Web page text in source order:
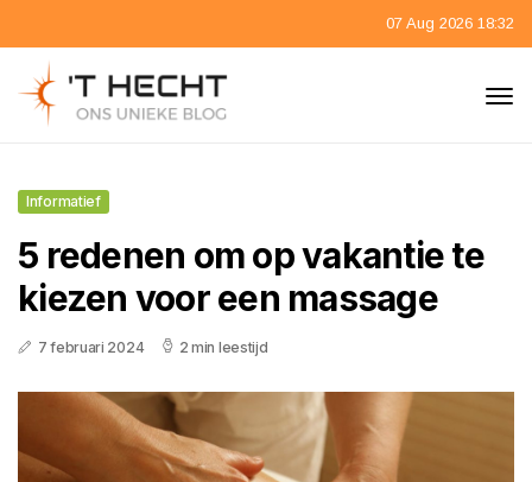
07 Aug 2026 18:32
Informatief
5 redenen om op vakantie te
kiezen voor een massage
7 februari 2024 2 min leestijd